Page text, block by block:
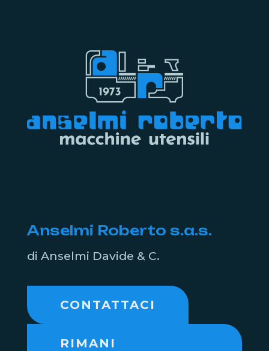
Anselmi Roberto s.a.s.
di Anselmi Davide & C.
CONTATTACI
RIMANI